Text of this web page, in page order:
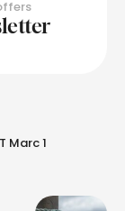
Marc 1